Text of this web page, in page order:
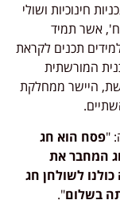
חינוכיות ושולי
אשר תמיד
תכנים לקראת
המורשתית
היישר ממחלקת
"פסח הוא חג
המחבר את
כולנו לשולחן חג
בשלום".